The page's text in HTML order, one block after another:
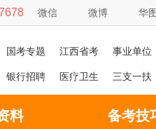
微信 微博 华
国考专题 江西省考 事业单位
银行招聘 医疗卫生 三支一扶
料 备考技